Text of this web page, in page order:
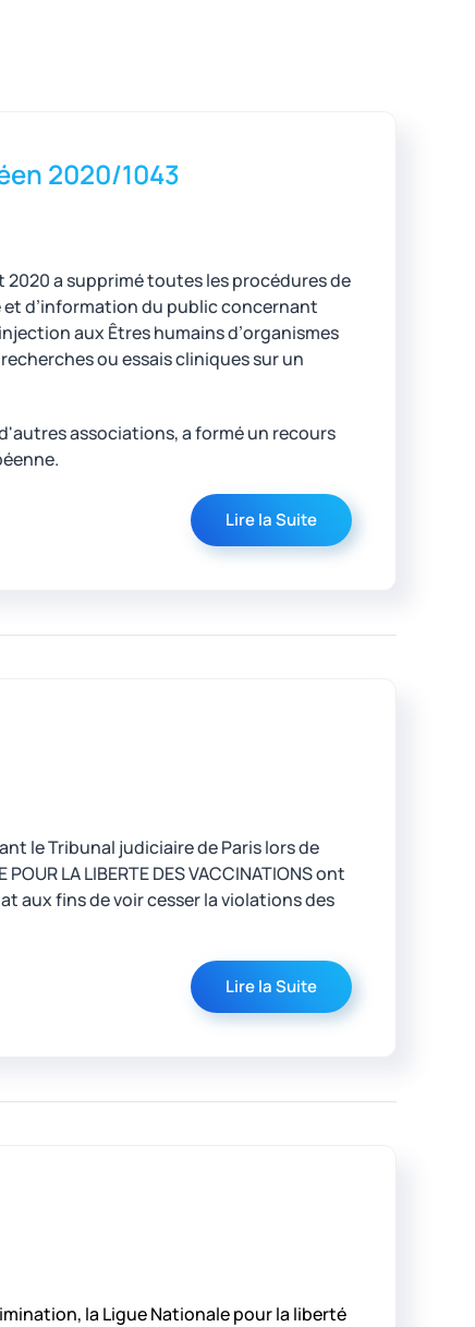
2020/1043
a supprimé toutes les procédures de
d’information du public concernant
aux Êtres humains d’organismes
ou essais cliniques sur un
associations, a formé un recours
Lire la Suite
le Tribunal judiciaire de Paris lors de
LA LIBERTE DES VACCINATIONS ont
aux fins de voir cesser la violations des
Lire la Suite
la Ligue Nationale pour la liberté